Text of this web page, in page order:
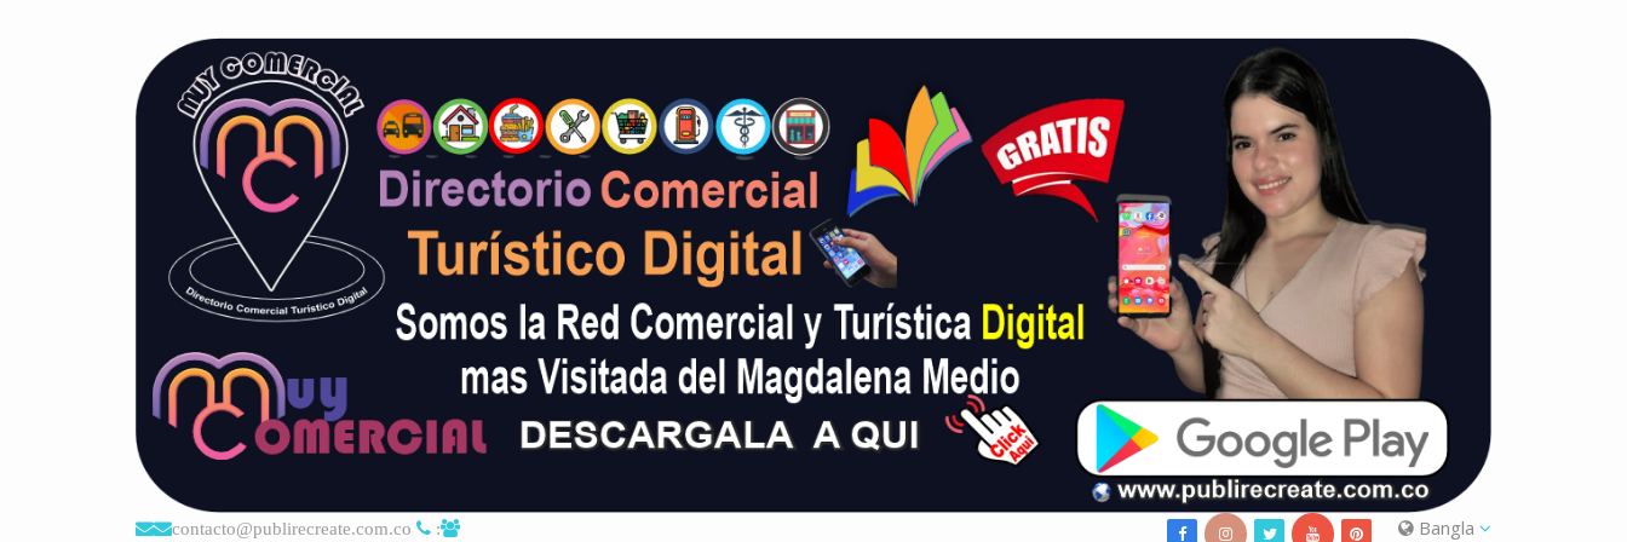
contacto@publirecreate.com.co : Bangla